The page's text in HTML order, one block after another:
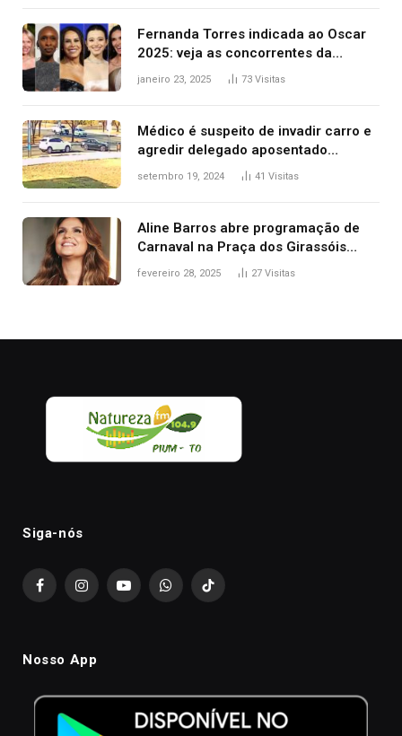
Fernanda Torres indicada ao Oscar
2025: veja as concorrentes da
brasileira a melhor atriz
janeiro 23, 2025 73 Visitas
Médico é suspeito de invadir carro e
agredir delegado aposentado
durante confusão no trânsito
setembro 19, 2024 41 Visitas
Aline Barros abre programação de
Carnaval na Praça dos Girassóis
nesta sexta-feira, em Palmas
fevereiro 28, 2025 27 Visitas
Siga-nós
FacebookInstagramYouTubeWhatsAppTikTok
Nosso App